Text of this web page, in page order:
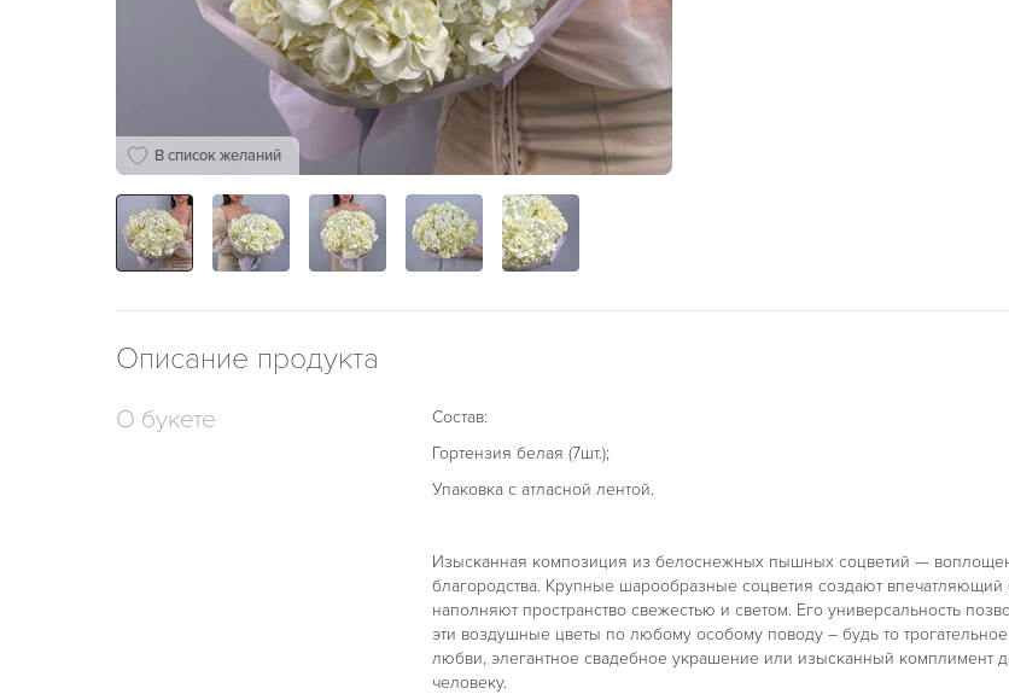
В список желаний
Описание продукта
О букете
Состав:
Гортензия белая (7шт.);
Упаковка с атласной лентой.
Изысканная композиция из белоснежных пышных соцветий —
благородства. Крупные шарообразные соцветия создают
наполняют пространство свежестью и светом. Его универсальность
эти воздушные цветы по любому особому поводу – будь то
любви, элегантное свадебное украшение или изысканный комплимент
человеку.